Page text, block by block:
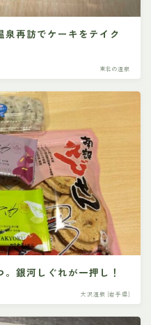
再訪でケーキをテイク
東北の温泉
銀河しぐれが一押し！
大沢温泉 [岩手県]